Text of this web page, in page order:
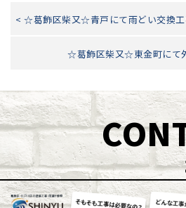
< ☆葛飾区柴又☆青戸にて雨どい交換
☆葛飾区柴又☆東金町にて